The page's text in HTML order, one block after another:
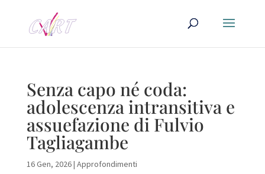
Senza capo né coda:
adolescenza intransitiva e
assuefazione di Fulvio
Tagliagambe
16 Gen, 2026| Approfondimenti